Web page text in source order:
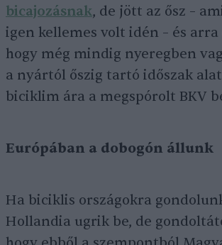
bicajozásnak, de jött az ősz –
igen kellemes volt idén – és
hogy még mindig nyeregben
a nyártól őszig tartó időszak
biciklim ára a megspórolt BKV
Európában a dobogón állunk
Ha biciklis országokra
Hollandia ugrik be, de